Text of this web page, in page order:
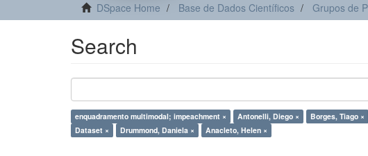
DSpace Home Base de Dados Científicos Grupos de
Search
enquadramento multimodal; impeachment × Antonelli, Diego × Borges, Tiago ×
Dataset ×
Drummond, Daniela × Anacleto, Helen ×